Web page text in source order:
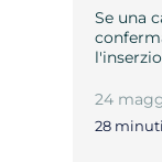
Se una
24
28